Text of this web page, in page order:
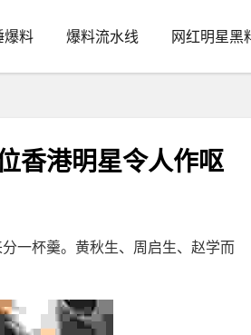
爆料 爆料流水线 网红明星黑
香港明星令人作呕
一杯羹。黄秋生、周启生、赵学而